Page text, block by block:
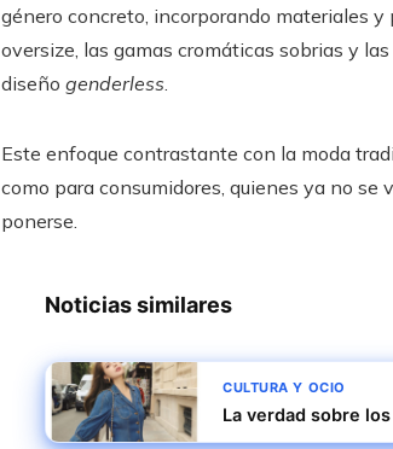
género concreto, incorporando materiales
oversize, las gamas cromáticas sobrias y
diseño genderless
Este enfoque contrastante con la moda
como para consumidores, quienes ya no
ponerse.
Noticias similares
CULTURA Y OCIO
La verdad sobre